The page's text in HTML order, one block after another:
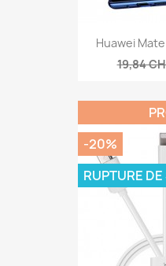
Huawei
19,84
-20%
RUPTURE